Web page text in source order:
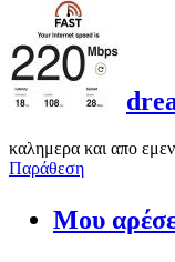
καλημερα και απο
Παράθεση
Μου